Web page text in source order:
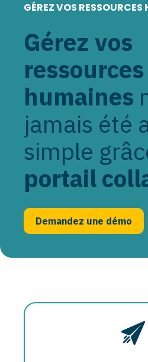
GÉREZ VOS RESSOURCES
Gérez vos
ressources
humaines
jamais été
simple
portail
Demandez une démo